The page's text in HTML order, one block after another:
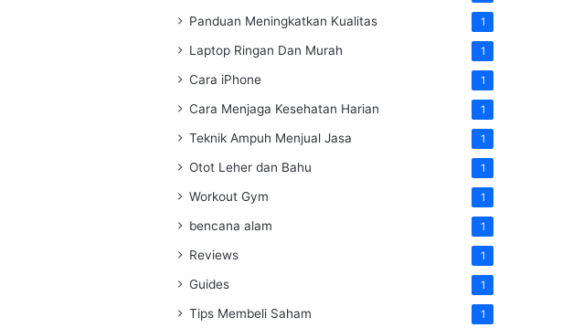
Panduan Meningkatkan Kualitas 1
Laptop Ringan Dan Murah 1
Cara iPhone 1
Cara Menjaga Kesehatan Harian 1
Teknik Ampuh Menjual Jasa 1
Otot Leher dan Bahu 1
Workout Gym 1
bencana alam 1
Reviews 1
Guides 1
Tips Membeli Saham 1